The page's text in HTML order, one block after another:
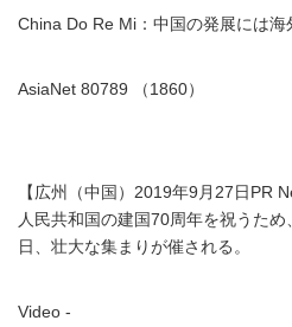
China Do Re Mi：中国の発展には海
AsiaNet 80789 （1860）
【広州（中国）2019年9月27日PR
人民共和国の建国70周年を祝うた
日、壮大な集まりが催される。
Video -